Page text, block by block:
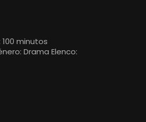
minutos
Drama Elenco: